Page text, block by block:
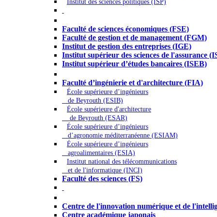
Institut des sciences politiques (ISP)
Faculté de sciences économiques (FSE)
Faculté de gestion et de management (FGM)
Institut de gestion des entreprises (IGE)
Institut supérieur des sciences de l'assurance
Institut supérieur d’études bancaires (ISEB)
Faculté d’ingénierie et d'architecture (FIA)
École supérieure d’ingénieurs
de Beyrouth (ESIB)
École supérieure d'architecture
de Beyrouth (ESAR)
École supérieure d’ingénieurs
d’agronomie méditerranéenne (ESIAM)
École supérieure d’ingénieurs
agroalimentaires (ESIA)
Institut national des télécommunications
et de l'informatique (INCI)
Faculté des sciences (FS)
Centre de l'innovation numérique et de
Centre académique japonais